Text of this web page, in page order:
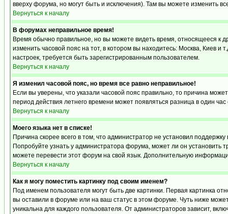
вверху форума, но могут быть и исключения). Там вы можете изменить
Вернуться к началу
В форумах неправильное время!
Время обычно правильное, но вы можете видеть время, относящееся к
изменить часовой пояс на тот, в котором вы находитесь: Москва, Киев
настроек, требуется быть зарегистрированным пользователем.
Вернуться к началу
Я изменил часовой пояс, но время все равно неправильное!
Если вы уверены, что указали часовой пояс правильно, то причина
период действия летнего времени может появляться разница в один
Вернуться к началу
Моего языка нет в списке!
Причина скорее всего в том, что администратор не установил
Попробуйте узнать у администратора форума, может ли он установить
можете перевести этот форум на свой язык. Дополнительную
Вернуться к началу
Как я могу поместить картинку под своим именем?
Под именем пользователя могут быть две картинки. Первая картинка
вы оставили в форуме или на ваш статус в этом форуме. Чуть ниже
уникальна для каждого пользователя. От администраторов зависит,